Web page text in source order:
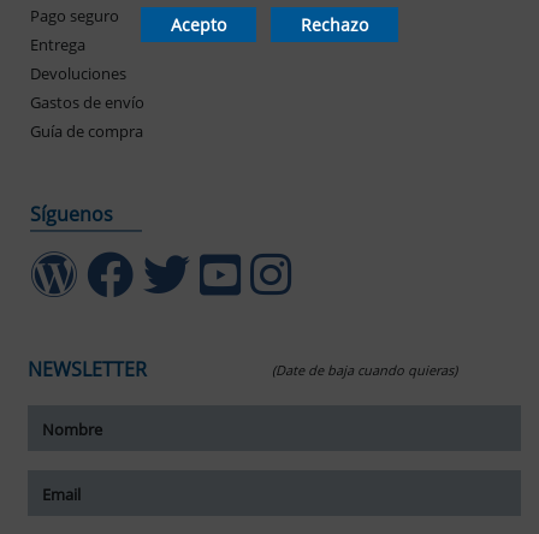
Pago seguro
Entrega
Devoluciones
Gastos de envío
Guía de compra
Mis pedidos
Síguenos
NEWSLETTER (Date de baja cuando quieras)
Acepto Rechazo
tamaño del texto
del texto